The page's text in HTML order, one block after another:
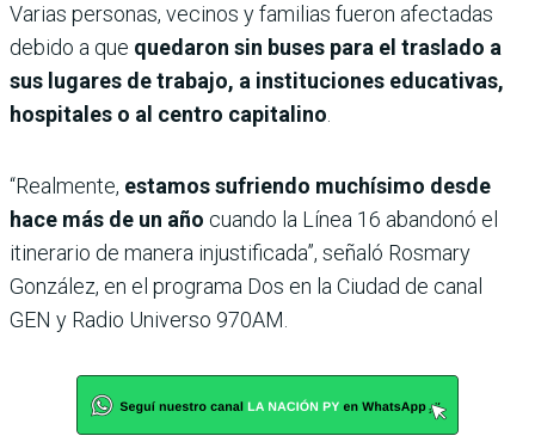
Varias personas, vecinos y familias fueron afectadas
debido a que quedaron sin buses para el traslado a
sus lugares de trabajo, a instituciones educativas,
hospitales o al centro capitalino
“Realmente, estamos sufriendo muchísimo desde
hace más de un año cuando la Línea 16 abandonó el
itinerario de manera injustificada”, señaló Rosmary
González, en el programa Dos en la Ciudad de canal
GEN y Radio Universo 970AM.